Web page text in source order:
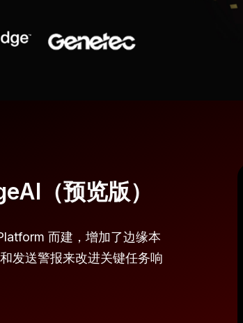
（预览版）
而建，增加了边缘本
发送警报来改进关键任务响